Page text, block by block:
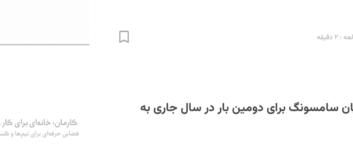
دقیقه
سامسونگ برای دومین بار در سال جاری به